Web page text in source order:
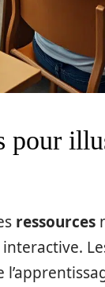
pour
ressources